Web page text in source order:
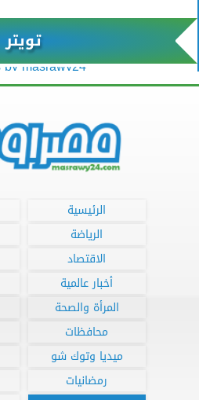
تويتر
masrawy24
الرئيسية
الرياضة
الاقتصاد
أخبار عالمية
المرأة والصحة
محافظات
ميديا وتوك شو
رمضانيات